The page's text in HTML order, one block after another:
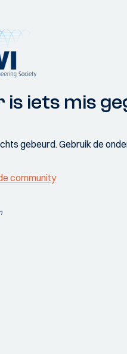
is iets mis
gebeurd. Gebruik de
community